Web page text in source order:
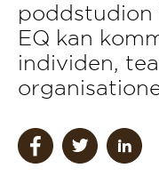
EQ kan
individen,